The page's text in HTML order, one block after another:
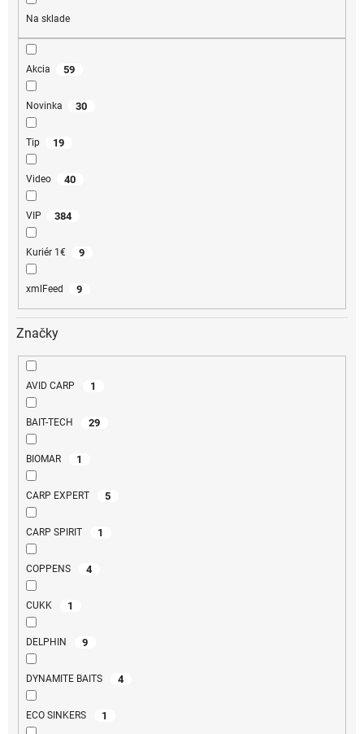
Na sklade
Akcia 59
Novinka 30
Tip 19
Video 40
VIP 384
Kuriér 1€ 9
xmlFeed 9
Značky
AVID CARP 1
BAIT-TECH 29
BIOMAR 1
CARP EXPERT 5
CARP SPIRIT 1
COPPENS 4
CUKK 1
DELPHIN 9
DYNAMITE BAITS 4
ECO SINKERS 1